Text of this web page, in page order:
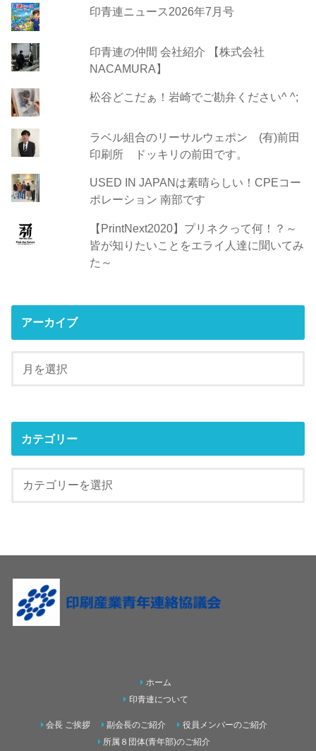
印青連ニュース2026年7月号
印青連の仲間 会社紹介 【株式会社
NACAMURA】
松谷どこだぁ！岩崎でご勘弁ください^ ^;
ラベル組合のリーサルウェポン (有)前田
印刷所 ドッキリの前田です。
USED IN JAPANは素晴らしい！CPEコー
ポレーション 南部です
【PrintNext2020】プリネクって何！？～
皆が知りたいことをエライ人達に聞いてみ
た～
アーカイブ
カテゴリー
ホーム
印青連について
会長 ご挨拶 副会長のご紹介
役員メンバーのご紹介
所属８団体(青年部)のご紹介